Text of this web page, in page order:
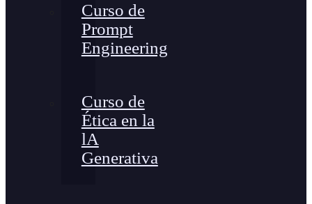
Curso de
Prompt
Engineering
Curso de
Ética en la
lA
Generativa